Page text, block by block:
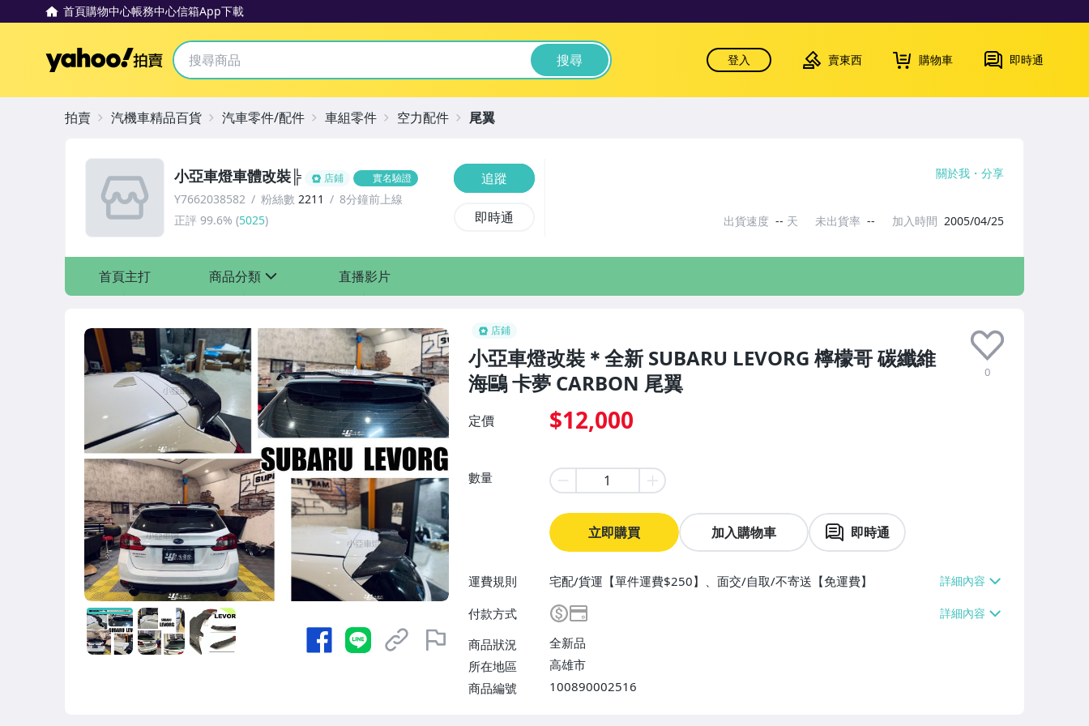
首頁購物中心帳務中心信箱App下載
Yahoo拍賣 搜尋 登入 賣東西 購物車 即時通
店鋪
小亞車燈改裝＊全新 SUBARU LEVORG 檸檬哥 碳纖維
海鷗 卡夢 CARBON 尾翼
0
定價 $12,000
數量
立即購買 加入購物車 即時通
運費規則
宅配/貨運【單件運費$250】、面交/自取/不寄送【免運費】
付款方式
商品狀況
全新品
所在地區
高雄市
商品編號
100890002516
小亞車燈車體改裝╠ 店鋪 實名驗證
Y7662038582 粉絲數 2211
8分鐘前上線
正評 99.6% (5025)
追蹤
即時通
關於我 分享
出貨速度 -- 天 未出貨率 -- 加入時間 2005/04/25
首頁主打 商品分類
其他汽車零配件
原廠=規格大燈.正廠大燈
改裝=R8燈眉款DRL大燈
改裝=晶鑽大燈.黑框大燈
改裝=光圈魚眼大燈.一般魚眼大燈
手工改=3D/CCFL/COB光圈魚眼大燈
客製=光圈魚眼導光條日行燈系列
超薄型HID氙氣燈泡.大燈燈泡
通用型DRL日行燈.R8日行燈
直播影片
拍賣 汽機車精品百貨 汽車零件/配件 車組零件 空力配件 尾翼